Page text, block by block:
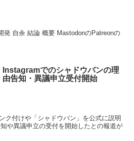
発 自余 結論 概要 MastodonのPatreonの
Instagramでのシャドウバンの理
由告知・異議申立受付開始
ク付けや「シャドウバン」を公式に説明
や異議申立の受付を開始したとの報道が